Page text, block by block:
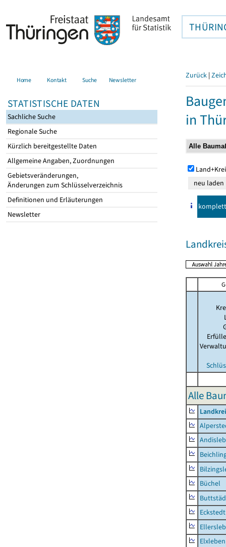
Home Kontakt Suche Newsletter
STATISTISCHE DATEN
Sachliche Suche
Regionale Suche
Kürzlich bereitgestellte Daten
Allgemeine Angaben, Zuordnungen
Gebietsveränderungen,
Änderungen zum Schlüsselverzeichnis
Definitionen und Erläuterungen
Newsletter
Zurück |
in
komplett
Alle
Büchel
Eckstedt
Elxleben